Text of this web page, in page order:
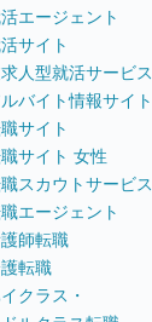
エージェント
サイト
人型就活サービス
バイト情報サイト
サイト
サイト 女性
スカウトサービス
エージェント
師転職
転職
クラス・